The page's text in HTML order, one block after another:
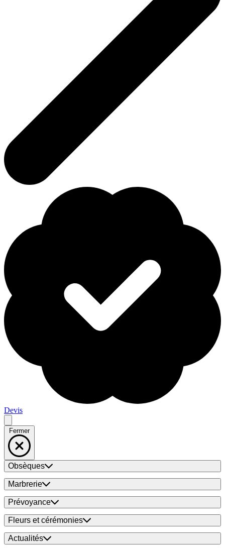
Devis
Fermer
Obsèques
Marbrerie
Prévoyance
Fleurs et cérémonies
Actualités